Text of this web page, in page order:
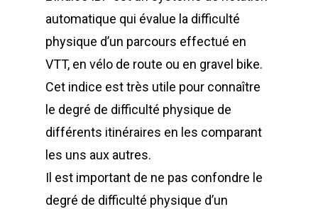
automatique qui évalue la difficulté
physique d’un parcours effectué en
VTT, en vélo de route ou en gravel bike.
Cet indice est très utile pour connaître
le degré de difficulté physique de
différents itinéraires en les comparant
les uns aux autres.
Il est important de ne pas confondre le
degré de difficulté physique d’un